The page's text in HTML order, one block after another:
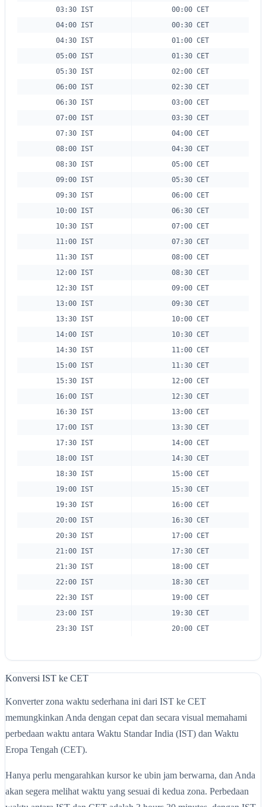
03:30 IST
00:00 CET
04:00 IST
00:30 CET
04:30 IST
01:00 CET
05:00 IST
01:30 CET
05:30 IST
02:00 CET
06:00 IST
02:30 CET
06:30 IST
03:00 CET
07:00 IST
03:30 CET
07:30 IST
04:00 CET
08:00 IST
04:30 CET
08:30 IST
05:00 CET
09:00 IST
05:30 CET
09:30 IST
06:00 CET
10:00 IST
06:30 CET
10:30 IST
07:00 CET
11:00 IST
07:30 CET
11:30 IST
08:00 CET
12:00 IST
08:30 CET
12:30 IST
09:00 CET
13:00 IST
09:30 CET
13:30 IST
10:00 CET
14:00 IST
10:30 CET
14:30 IST
11:00 CET
15:00 IST
11:30 CET
15:30 IST
12:00 CET
16:00 IST
12:30 CET
16:30 IST
13:00 CET
17:00 IST
13:30 CET
17:30 IST
14:00 CET
18:00 IST
14:30 CET
18:30 IST
15:00 CET
19:00 IST
15:30 CET
19:30 IST
16:00 CET
20:00 IST
16:30 CET
20:30 IST
17:00 CET
21:00 IST
17:30 CET
21:30 IST
18:00 CET
22:00 IST
18:30 CET
22:30 IST
19:00 CET
23:00 IST
19:30 CET
23:30 IST
20:00 CET
Konversi IST ke CET
Konverter zona waktu sederhana ini dari IST ke CET
memungkinkan Anda dengan cepat dan secara visual memahami
perbedaan waktu antara Waktu Standar India (IST) dan Waktu
Eropa Tengah (CET).
Hanya perlu mengarahkan kursor ke ubin jam berwarna, dan Anda
akan segera melihat waktu yang sesuai di kedua zona. Perbedaan